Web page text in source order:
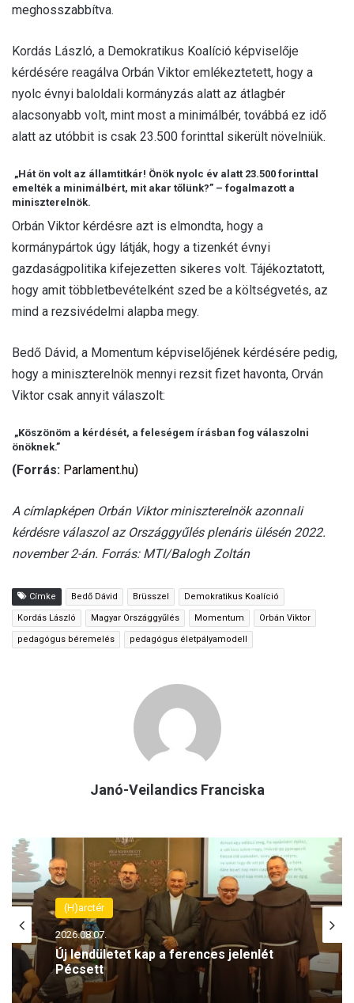
meghosszabbítva.
Kordás László, a Demokratikus Koalíció képviselője
kérdésére reagálva Orbán Viktor emlékeztetett, hogy a
nyolc évnyi baloldali kormányzás alatt az átlagbér
alacsonyabb volt, mint most a minimálbér, továbbá ez idő
alatt az utóbbit is csak 23.500 forinttal sikerült növelniük.
„Hát ön volt az államtitkár! Önök nyolc év alatt 23.500 forinttal
emelték a minimálbért, mit akar tőlünk?” – fogalmazott a
miniszterelnök.
Orbán Viktor kérdésre azt is elmondta, hogy a
kormánypártok úgy látják, hogy a tizenkét évnyi
gazdaságpolitika kifejezetten sikeres volt. Tájékoztatott,
hogy amit többletbevételként szed be a költségvetés, az
mind a rezsivédelmi alapba megy.
Bedő Dávid, a Momentum képviselőjének kérdésére pedig,
hogy a miniszterelnök mennyi rezsit fizet havonta, Orván
Viktor csak annyit válaszolt:
„Köszönöm a kérdését, a feleségem írásban fog válaszolni
önöknek.”
(Forrás: Parlament.hu)
A címlapképen Orbán Viktor miniszterelnök azonnali
kérdésre válaszol az Országgyűlés plenáris ülésén 2022.
november 2-án. Forrás: MTI/Balogh Zoltán
Címke Bedő Dávid Brüsszel Demokratikus Koalíció
Kordás László Magyar Országgyűlés Momentum Orbán Viktor
pedagógus béremelés pedagógus életpályamodell
Janó-Veilandics Franciska
(H)arctér
2026.08.07.
Új lendületet kap a ferences jelenlét
Pécsett